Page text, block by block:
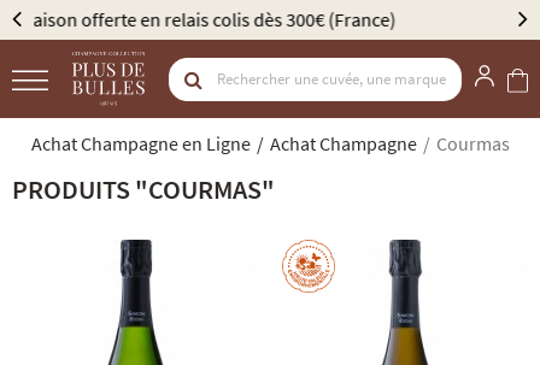
Élu Meilleur Caviste Champagne par Gault & Millau
Achat Champagne en Ligne Achat Champagne Courmas
PRODUITS "COURMAS"